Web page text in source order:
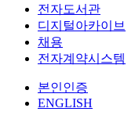
전자도서관
디지털아카이브
채용
전자계약시스템
본인인증
ENGLISH